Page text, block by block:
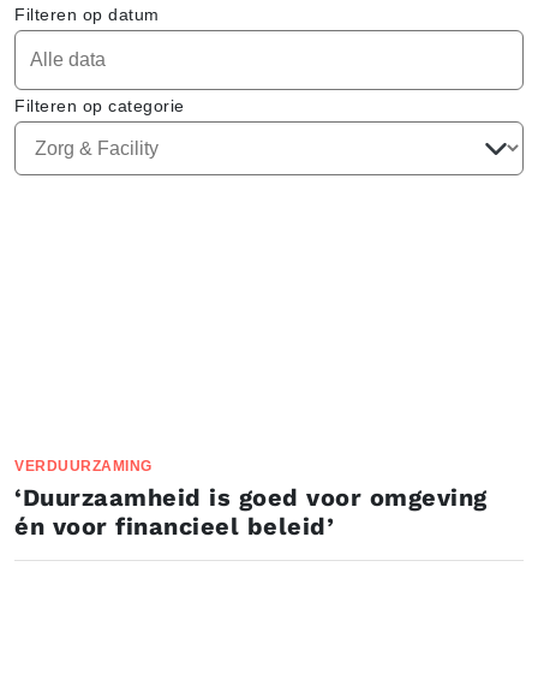
Filteren op datum
Filteren op categorie
VERDUURZAMING
‘Duurzaamheid is goed voor omgeving
én voor financieel beleid’